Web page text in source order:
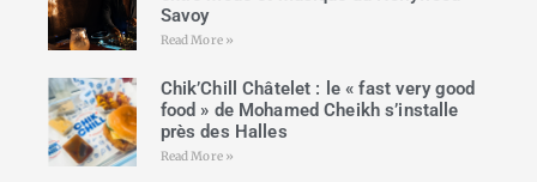
Savoy
Read More »
Chik’Chill Châtelet : le « fast very good
food » de Mohamed Cheikh s’installe
près des Halles
Read More »